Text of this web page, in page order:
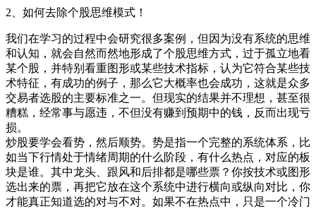
2、如何去除个股思维模式！
我们在学习的过程中会研究很多案例，但因为没有系统的思维
和认知，就会自然而然地形成了个股思维方式，过于孤立地看
某个股，并特别看重图形或某些技术指标，认为它符合某些技
术特征，有成功的例子，那么它大概率也会成功，这就是众多
交易者选股的主要标准之一。但现实的结果并不理想，甚至很
糟糕，经常事与愿违，不但没有赚到预期中的钱，反而出现亏
损。
炒股要学会看势，然后顺势。势是指一个完整的系统体系，比
如当下行情处于情绪周期的什么阶段，有什么热点，对应的板
块是谁。其中龙头、跟风和后排都是哪些票？你按技术或图形
选出来的票，再把它放在这个系统中进行横向或纵向对比，你
才能真正知道选的对与不对。如果不在热点中，只是一个冷门